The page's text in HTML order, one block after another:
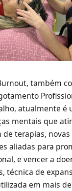
também
atualmente é
mentais que
de terapias,
aliadas para
e vencer a
técnica de
em mais